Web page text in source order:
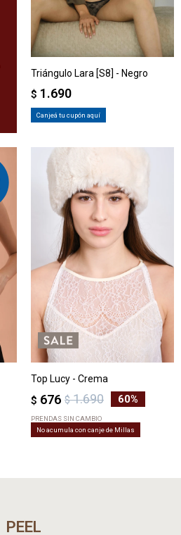
Triángulo Lara [S8] - Negro
$ 1.690
Canjeá tu cupón aquí
Top Lucy - Crema
$ 676 $ 1.690 60
PRENDAS SIN CAMBIO
No acumula con canje de Millas
PEEL